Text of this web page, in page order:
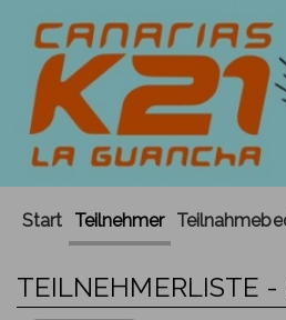
Start Teilnehmer
TEILNEHMERLISTE -